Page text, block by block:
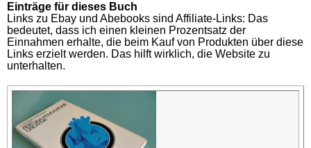
Einträge für dieses Buch
Links zu Ebay und Abebooks sind Affiliate-Links: Das
bedeutet, dass ich einen kleinen Prozentsatz der
Einnahmen erhalte, die beim Kauf von Produkten über diese
Links erzielt werden. Das hilft wirklich, die Website zu
unterhalten.